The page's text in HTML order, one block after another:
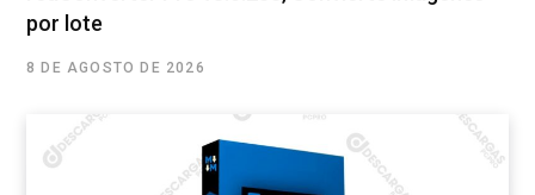
por lote
8 DE AGOSTO DE 2026